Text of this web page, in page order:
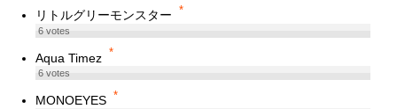
リトルグリーモンスター *
6votes
Aqua Timez *
6votes
MONOEYES *